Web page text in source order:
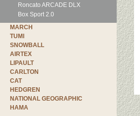
Roncato ARCADE DLX
Box Sport 2.0
MARCH
TUMI
SNOWBALL
AIRTEX
LIPAULT
CARLTON
CAT
HEDGREN
NATIONAL GEOGRAPHIC
HAMA